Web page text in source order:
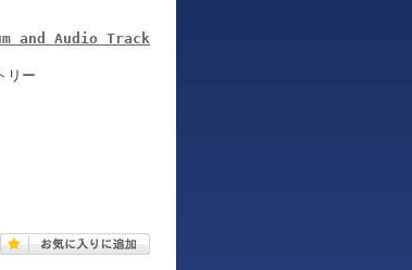
and Audio Track
リー